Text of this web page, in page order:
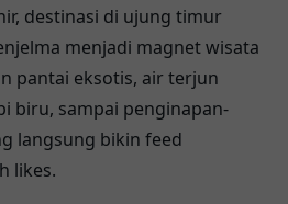
destinasi di ujung timur
menjadi magnet wisata
pantai eksotis, air terjun
biru, sampai penginapan-
langsung bikin feed
likes.